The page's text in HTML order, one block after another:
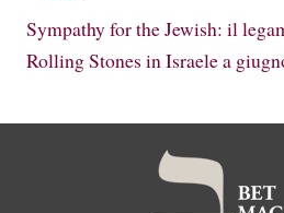
Sympathy for the Jewish: il
Rolling Stones in Israele a